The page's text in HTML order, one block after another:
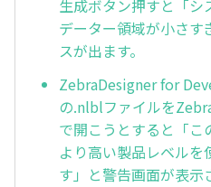
生成ボタン押すと「シ
データー領域が小さす
スが出ます。
ZebraDesigner for
の.nlblファイルを
で開こうとすると「
より高い製品レベルを
す」と警告画面が表示